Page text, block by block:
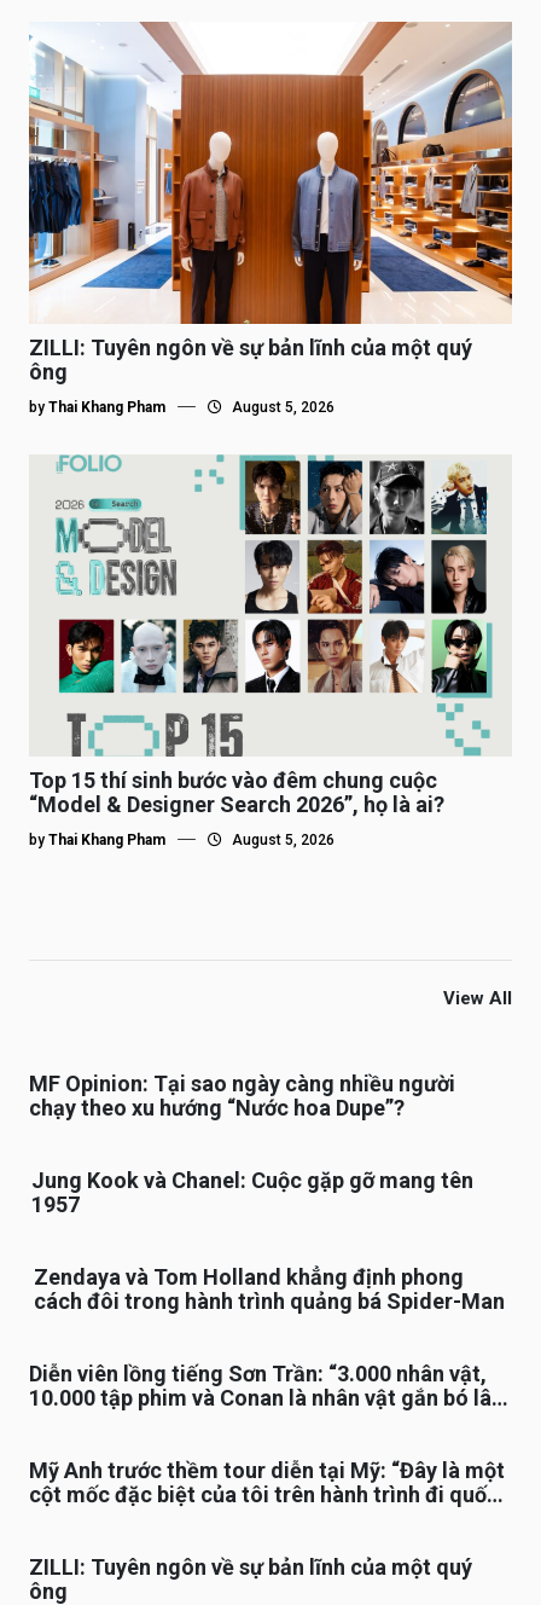
ZILLI: Tuyên ngôn về sự bản lĩnh của một quý
ông
by Thai Khang Pham August 5, 2026
Top 15 thí sinh bước vào đêm chung cuộc
“Model & Designer Search 2026”, họ là ai?
by Thai Khang Pham August 5, 2026
View All
MF Opinion: Tại sao ngày càng nhiều người
chạy theo xu hướng “Nước hoa Dupe”?
Jung Kook và Chanel: Cuộc gặp gỡ mang tên
1957
Zendaya và Tom Holland khẳng định phong
cách đôi trong hành trình quảng bá Spider-Man
Diễn viên lồng tiếng Sơn Trần: “3.000 nhân vật,
10.000 tập phim và Conan là nhân vật gắn bó lâu
Mỹ Anh trước thềm tour diễn tại Mỹ: “Đây là một
cột mốc đặc biệt của tôi trên hành trình đi quốc
ZILLI: Tuyên ngôn về sự bản lĩnh của một quý
ông